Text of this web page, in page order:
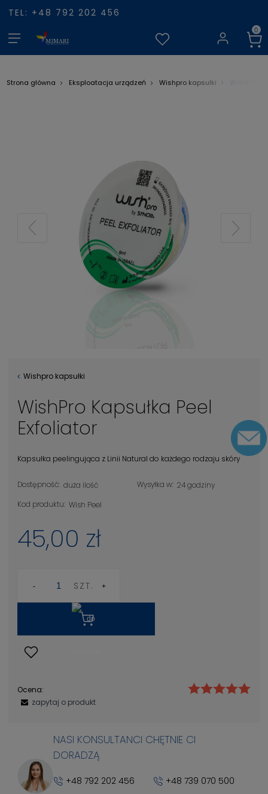
TEL: +48 792 202 456
Strona główna Eksploatacja urządzeń Wishpro kapsułki
Wishpro kapsułki
WishPro Kapsułka Peel
Exfoliator
Kapsułka peelingująca z Linii Natural do każdego rodzaju skóry
Dostępność: duża ilość Wysyłka w: 24 godziny
Kod produktu: Wish Peel
45,00 zł
SZT.
Ocena:
zapytaj o produkt
NASI KONSULTANCI CHĘTNIE CI
DORADZĄ
+48 792 202 456 +48 739 070 500